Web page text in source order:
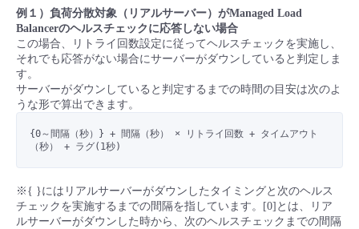
- クラウド / サーバー
- vUTM2
例１）負荷分散対象（リアルサーバー）がManaged Load
Balancerのヘルスチェックに応答しない場合
この場合、リトライ回数設定に従ってヘルスチェックを実施し、
それでも応答がない場合にサーバーがダウンしていると判定しま
す。
サーバーがダウンしていると判定するまでの時間の目安は次のよ
うな形で算出できます。
{0～間隔（秒）} + 間隔（秒） × リトライ回数 + タイムアウト
（秒） + ラグ(1秒)
※{ }にはリアルサーバーがダウンしたタイミングと次のヘルス
チェックを実施するまでの間隔を指しています。[0]とは、リア
ルサーバーがダウンした時から、次のヘルスチェックまでの間隔